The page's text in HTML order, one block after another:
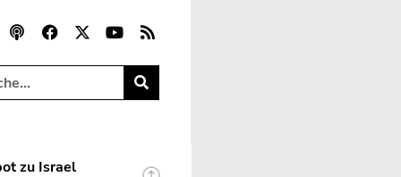
zu Israel